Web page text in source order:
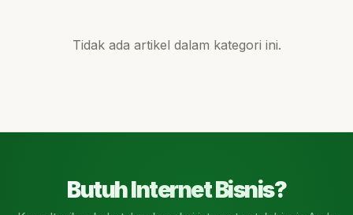
Tidak ada artikel dalam kategori ini.
Butuh Internet Bisnis?